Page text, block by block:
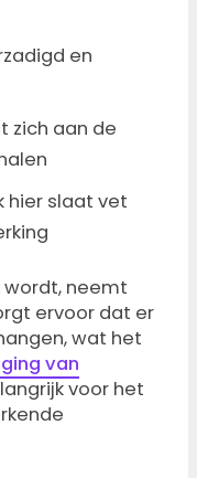
en
zich aan de
hier slaat vet
neemt
ervoor dat er
wat het
van
voor het